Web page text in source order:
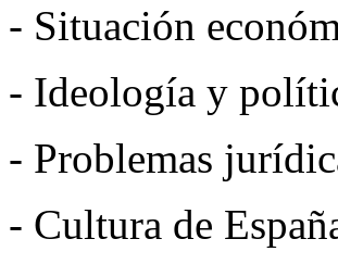
- Situación
- Ideología y
- Problemas
- Cultura de